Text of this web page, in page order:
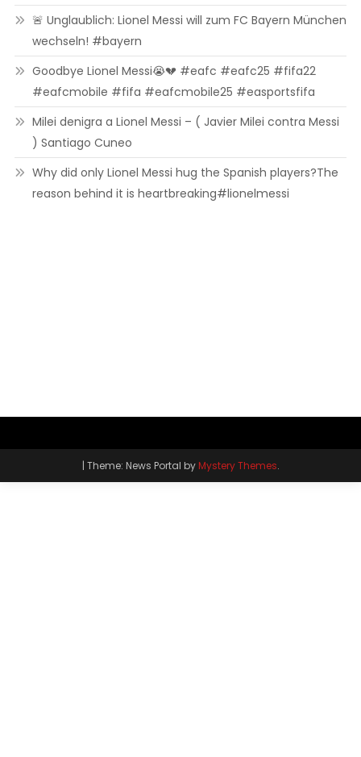
🚨 Unglaublich: Lionel Messi will zum FC Bayern München
wechseln! #bayern
Goodbye Lionel Messi😭💔 #eafc #eafc25 #fifa22
#eafcmobile #fifa #eafcmobile25 #easportsfifa
Milei denigra a Lionel Messi – ( Javier Milei contra Messi
) Santiago Cuneo
Why did only Lionel Messi hug the Spanish players?The
reason behind it is heartbreaking#lionelmessi
| Theme: News Portal byMystery Themes.